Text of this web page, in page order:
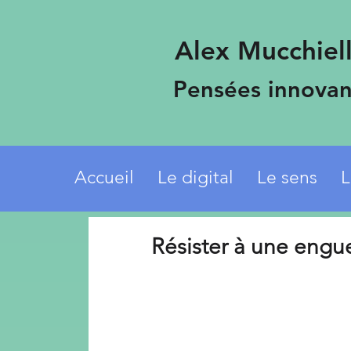
Alex
Pensées
Accueil Le digital Le sens
Résister à une